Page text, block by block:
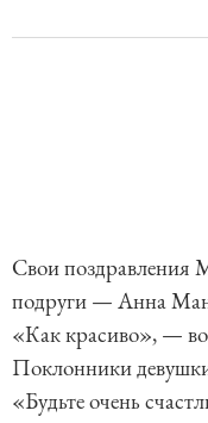
Свои поздравления
подруги — Анна
«Как красиво», —
Поклонники
«Будьте очень